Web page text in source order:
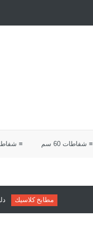
≡ شفاطات 60 سم ≡ شفاطات
دليلك لاختيار مطابخ